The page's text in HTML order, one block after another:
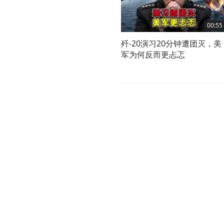
00:55
歼-20演习20分钟遭团灭，美
军为何反而更忐忑